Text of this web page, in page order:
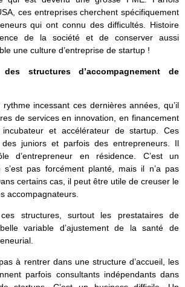
ces entreprises cherchent spécifiquement
qui ont connu des difficultés. Histoire
de la société et de conserver aussi
une culture d’entreprise de startup !
structures d’accompagnement de
incessant ces dernières années, qu’il
de services en innovation, en financement
incubateur et accélérateur de startup. Ces
des juniors et parfois des entrepreneurs. Il
d’entrepreneur en résidence. C’est un
pas forcément planté, mais il n’a pas
certains cas, il peut être utile de creuser le
accompagnateurs.
structures, surtout les prestataires de
variable d’ajustement de la santé de
à rentrer dans une structure d’accueil, les
parfois consultants indépendants dans